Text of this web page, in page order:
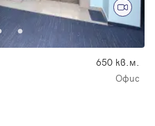
650 кв.м.
Офис